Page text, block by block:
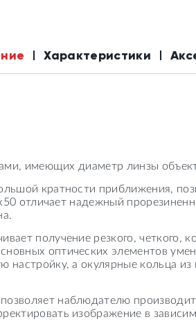
Характеристики
имеющих диаметр линзы
кратности приближения,
отличает надежный
получение резкого,
оптических элементов
настройку, а окулярные кольца
наблюдателю
изображение в